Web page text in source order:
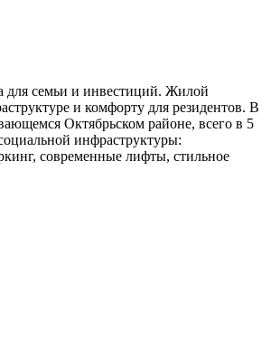
для семьи и инвестиций. Жилой
и комфорту для резидентов. В
Октябрьском районе, всего в 5
инфраструктуры:
современные лифты, стильное